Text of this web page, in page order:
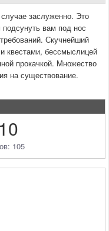
заслуженно. Это
вам под нос
Скучнейший
квестами, бессмыслицей
прокачкой. Множество
на существование.
105